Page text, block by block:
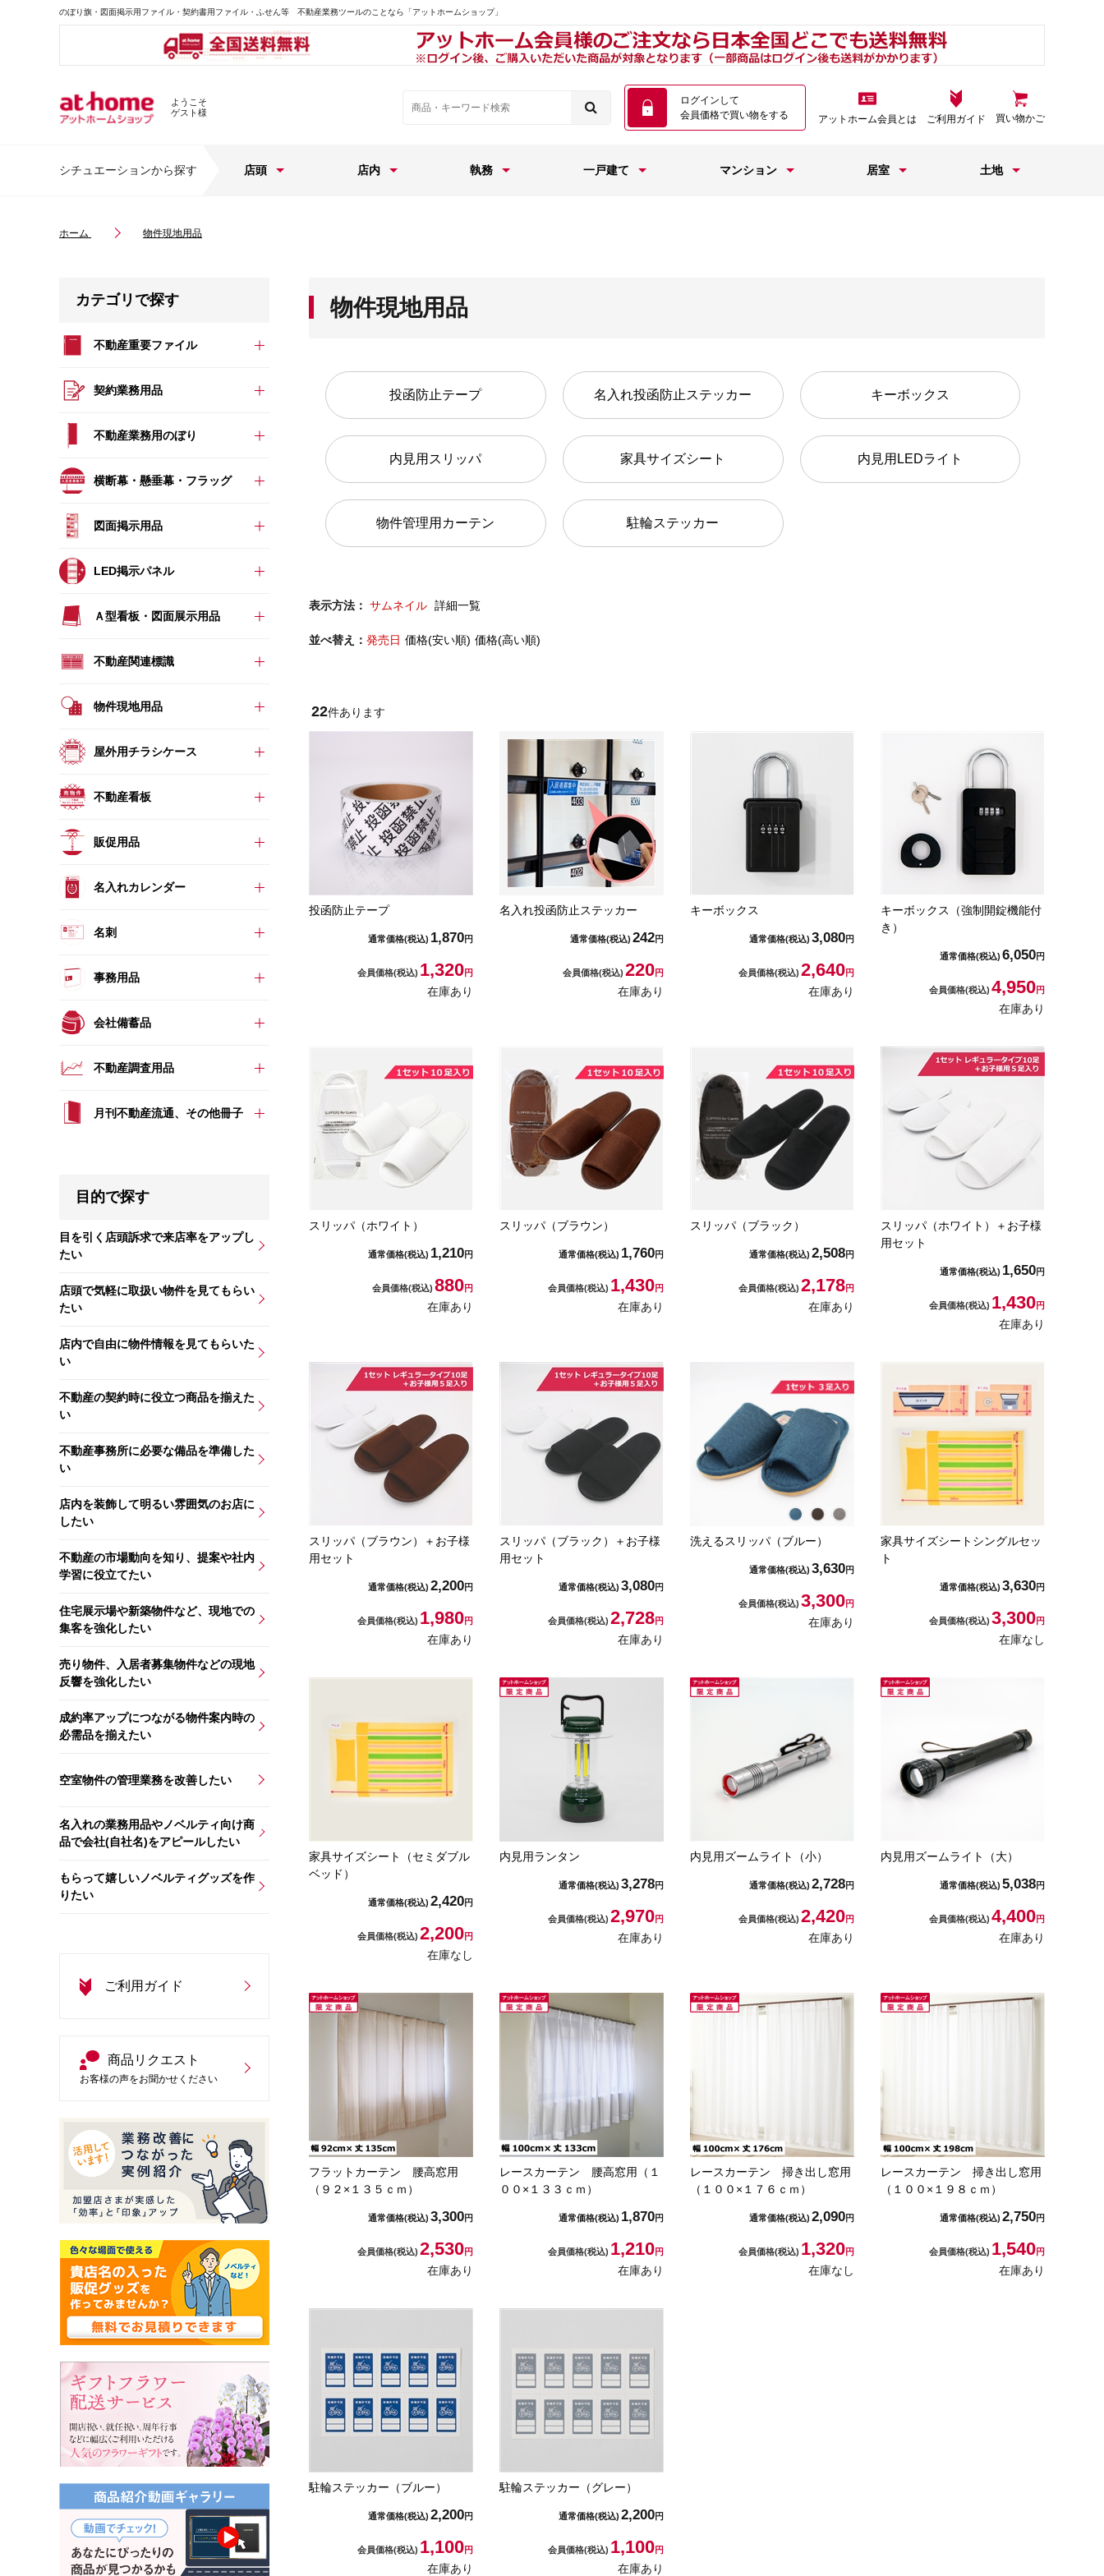
のぼり旗・図面掲示用ファイル・契約書用ファイル・ふせん等 不動産業務ツールのことなら「アットホームショップ」
ようこそ
ゲスト様
ログインして
会員価格で買い物をする
アットホーム会員とは ご利用ガイド 買い物かご
シチュエーションから探す 店頭 店内 執務 一戸建て マンション 居室 土地
ホーム 物件現地用品
カテゴリで探す
不動産重要ファイル
契約業務用品
不動産業務用のぼり
横断幕・懸垂幕・フラッグ
図面掲示用品
LED掲示パネル
Ａ型看板・図面展示用品
不動産関連標識
物件現地用品
屋外用チラシケース
不動産看板
販促用品
名入れカレンダー
名刺
事務用品
会社備蓄品
不動産調査用品
月刊不動産流通、その他冊子
目的で探す
目を引く店頭訴求で来店率をアップし
たい
店頭で気軽に取扱い物件を見てもらい
たい
店内で自由に物件情報を見てもらいた
い
不動産の契約時に役立つ商品を揃えた
い
不動産事務所に必要な備品を準備した
い
店内を装飾して明るい雰囲気のお店に
したい
不動産の市場動向を知り、提案や社内
学習に役立てたい
住宅展示場や新築物件など、現地での
集客を強化したい
売り物件、入居者募集物件などの現地
反響を強化したい
成約率アップにつながる物件案内時の
必需品を揃えたい
空室物件の管理業務を改善したい
名入れの業務用品やノベルティ向け商
品で会社(自社名)をアピールしたい
もらって嬉しいノベルティグッズを作
りたい
ご利用ガイド
商品リクエスト
お客様の声をお聞かせください
物件現地用品
投函防止テープ 名入れ投函防止ステッカー キーボックス
内見用スリッパ 家具サイズシート 内見用LEDライト
物件管理用カーテン 駐輪ステッカー
表示方法： サムネイル 詳細一覧
並べ替え： 発売日 価格(安い順) 価格(高い順)
22件あります
投函防止テープ
通常価格(税込) 1,870円
会員価格(税込) 1,320円
在庫あり
名入れ投函防止ステッカー
通常価格(税込) 242円
会員価格(税込) 220円
在庫あり
キーボックス
通常価格(税込) 3,080円
会員価格(税込) 2,640円
在庫あり
キーボックス（強制開錠機能付
き）
通常価格(税込) 6,050円
会員価格(税込) 4,950円
在庫あり
スリッパ（ホワイト）
通常価格(税込) 1,210円
会員価格(税込) 880円
在庫あり
スリッパ（ブラウン）
通常価格(税込) 1,760円
会員価格(税込) 1,430円
在庫あり
スリッパ（ブラック）
通常価格(税込) 2,508円
会員価格(税込) 2,178円
在庫あり
スリッパ（ホワイト）＋お子様
用セット
通常価格(税込) 1,650円
会員価格(税込) 1,430円
在庫あり
スリッパ（ブラウン）＋お子様
用セット
通常価格(税込) 2,200円
会員価格(税込) 1,980円
在庫あり
スリッパ（ブラック）＋お子様
用セット
通常価格(税込) 3,080円
会員価格(税込) 2,728円
在庫あり
洗えるスリッパ（ブルー）
通常価格(税込) 3,630円
会員価格(税込) 3,300円
在庫あり
家具サイズシートシングルセッ
ト
通常価格(税込) 3,630円
会員価格(税込) 3,300円
在庫なし
家具サイズシート（セミダブル
ベッド）
通常価格(税込) 2,420円
会員価格(税込) 2,200円
在庫なし
内見用ランタン
通常価格(税込) 3,278円
会員価格(税込) 2,970円
在庫あり
内見用ズームライト（小）
通常価格(税込) 2,728円
会員価格(税込) 2,420円
在庫あり
内見用ズームライト（大）
通常価格(税込) 5,038円
会員価格(税込) 4,400円
在庫あり
フラットカーテン 腰高窓用
（９２×１３５ｃｍ）
通常価格(税込) 3,300円
会員価格(税込) 2,530円
在庫あり
レースカーテン 腰高窓用（１
００×１３３ｃｍ）
通常価格(税込) 1,870円
会員価格(税込) 1,210円
在庫あり
レースカーテン 掃き出し窓用
（１００×１７６ｃｍ）
通常価格(税込) 2,090円
会員価格(税込) 1,320円
在庫なし
レースカーテン 掃き出し窓用
（１００×１９８ｃｍ）
通常価格(税込) 2,750円
会員価格(税込) 1,540円
在庫あり
駐輪ステッカー（ブルー）
通常価格(税込) 2,200円
会員価格(税込) 1,100円
在庫あり
駐輪ステッカー（グレー）
通常価格(税込) 2,200円
会員価格(税込) 1,100円
在庫あり